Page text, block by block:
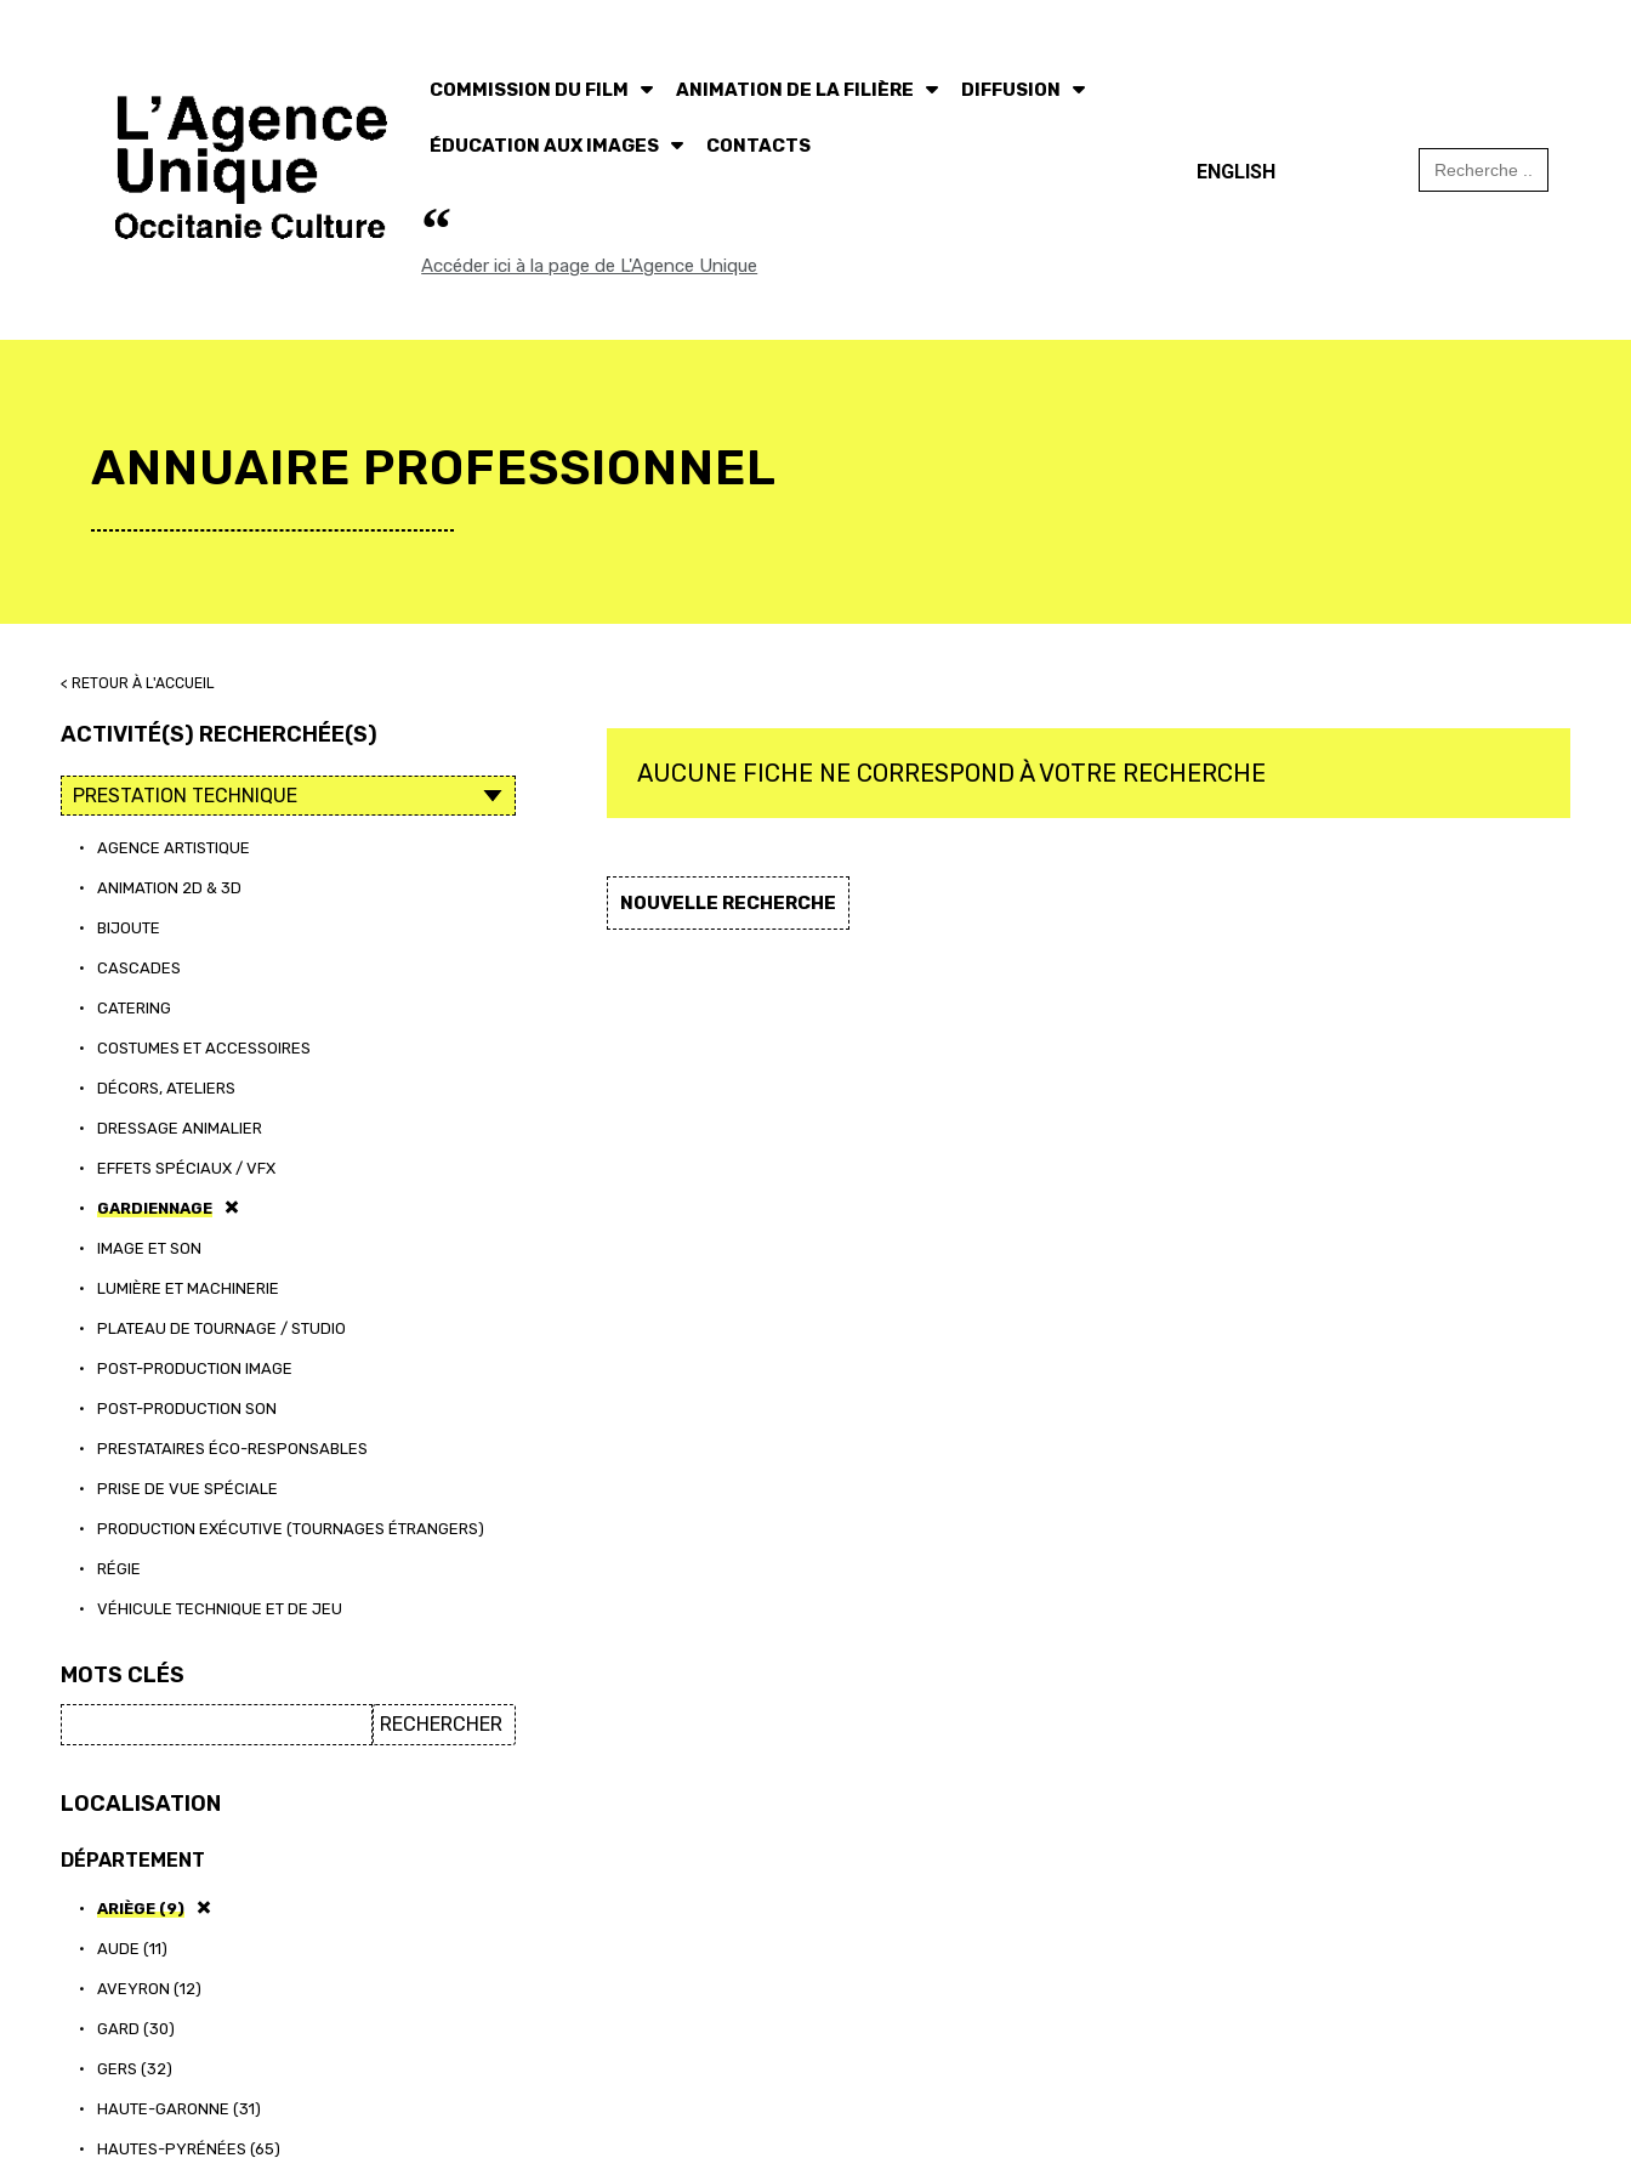
COMMISSION DU FILM ANIMATION DE LA FILIÈRE DIFFUSION
ÉDUCATION AUX IMAGES CONTACTS
Accéder ici à la page de L'Agence Unique
ENGLISH
Search
for:
ANNUAIRE PROFESSIONNEL
< RETOUR À L'ACCUEIL
ACTIVITÉ(S) RECHERCHÉE(S)
• AGENCE ARTISTIQUE
• ANIMATION 2D & 3D
• BIJOUTE
• CASCADES
• CATERING
• COSTUMES ET ACCESSOIRES
• DÉCORS, ATELIERS
• DRESSAGE ANIMALIER
• EFFETS SPÉCIAUX / VFX
• GARDIENNAGE
• IMAGE ET SON
• LUMIÈRE ET MACHINERIE
• PLATEAU DE TOURNAGE / STUDIO
• POST-PRODUCTION IMAGE
• POST-PRODUCTION SON
• PRESTATAIRES ÉCO-RESPONSABLES
• PRISE DE VUE SPÉCIALE
• PRODUCTION EXÉCUTIVE (TOURNAGES ÉTRANGERS)
• RÉGIE
• VÉHICULE TECHNIQUE ET DE JEU
MOTS CLÉS
LOCALISATION
DÉPARTEMENT
• ARIÈGE (9)
• AUDE (11)
• AVEYRON (12)
• GARD (30)
• GERS (32)
• HAUTE-GARONNE (31)
• HAUTES-PYRÉNÉES (65)
AUCUNE FICHE NE CORRESPOND À VOTRE RECHERCHE
NOUVELLE RECHERCHE